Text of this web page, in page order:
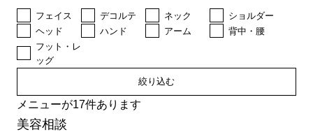
フェイス デコルテ ネック
ショルダー
ヘッド
ハンド アーム
背中・腰
フット・レ
ッグ
絞り込む
メニューが17件あります
美容相談